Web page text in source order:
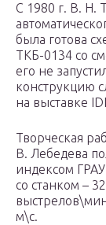
С 1980 г. В. Н.
была готова
ТКБ-0134 со
его не
конструкцию
на выставке
Творческая
В. Лебедева
индексом
со станком –
м\с.